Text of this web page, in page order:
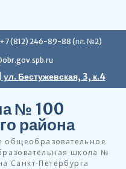
(812) 246-89-88 (пл. №2)
ул. Бестужевская, 3, к.4
№ 100
района
общеобразовательное
школа №
Санкт-Петербурга